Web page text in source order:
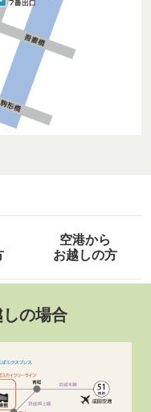
空港から
お越しの方
の場合